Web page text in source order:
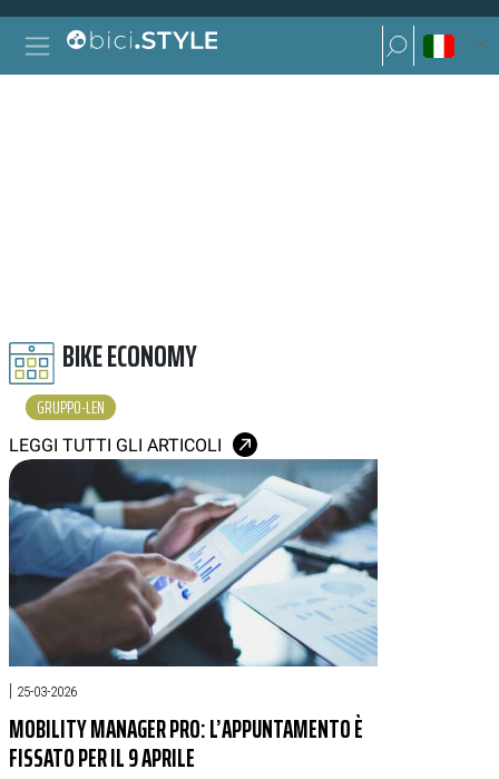
Vai al contenuto
Navigazione principale
Ricerca per:
Ricerca per:
BIKE ECONOMY
GRUPPO-LEN
LEGGI TUTTI GLI ARTICOLI
| 25-03-2026
MOBILITY MANAGER PRO: L’APPUNTAMENTO È
FISSATO PER IL 9 APRILE